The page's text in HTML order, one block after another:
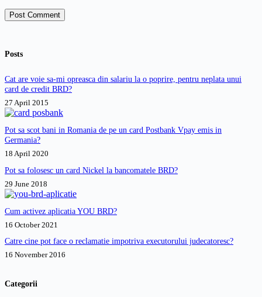
Post Comment
Posts
Cat are voie sa-mi opreasca din salariu la o poprire, pentru neplata unui
card de credit BRD?
27 April 2015
Pot sa scot bani in Romania de pe un card Postbank Vpay emis in
Germania?
18 April 2020
Pot sa folosesc un card Nickel la bancomatele BRD?
29 June 2018
Cum activez aplicatia YOU BRD?
16 October 2021
Catre cine pot face o reclamatie impotriva executorului judecatoresc?
16 November 2016
Categorii